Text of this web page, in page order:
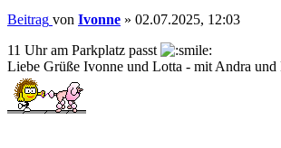
Beitrag von Ivonne » 02.07.2025, 12:03
11 Uhr am Parkplatz passt
Liebe Grüße Ivonne und Lotta - mit Andra und